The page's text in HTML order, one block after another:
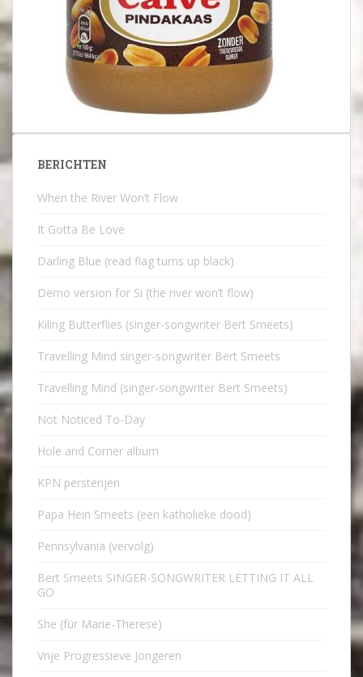
BERICHTEN
When the River Won’t Flow
It Gotta Be Love
Darling Blue (read flag turns up black)
Demo version for Si (the river won’t flow)
Kiling Butterflies (singer-songwriter Bert Smeets)
Travelling Mind singer-songwriter Bert Smeets
Travelling Mind (singer-songwriter Bert Smeets)
Not Noticed To-Day
Hole and Corner album
KPN persterijen
Papa Hein Smeets (een katholieke dood)
Pennsylvania (vervolg)
Bert Smeets SINGER-SONGWRITER LETTING IT ALL
GO
She (für Marie-Therese)
Vrije Progressieve Jongeren